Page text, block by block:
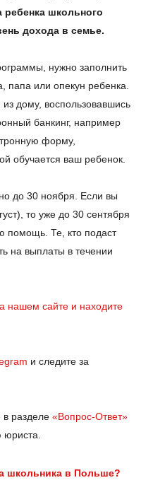
ребенка школьного
дохода в семье.
нужно заполнить
папа или опекун ребенка.
дому, воспользовавшись
банкинг, например
форму,
обучается ваш ребенок.
до 30 ноября. Если вы
то уже до 30 сентября
помощь. Те, кто подаст
на выплаты в течении
нашем сайте и находите
и следите за
в разделе «Вопрос-Ответ»
юриста.
школьника в Польше?